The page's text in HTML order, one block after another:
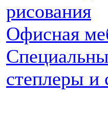
рисования
Офисная
степлеры и